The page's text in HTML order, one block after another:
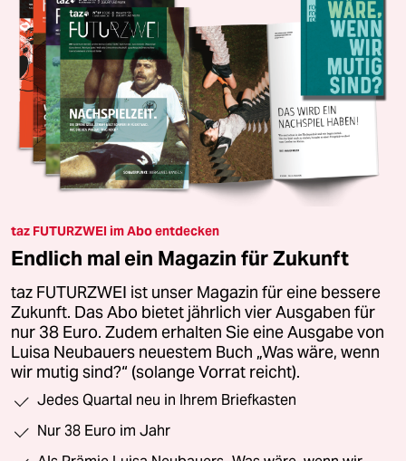
taz FUTURZWEI im Abo entdecken
Endlich mal ein Magazin für Zukunft
taz FUTURZWEI ist unser Magazin für eine bessere
Zukunft. Das Abo bietet jährlich vier Ausgaben für
nur 38 Euro. Zudem erhalten Sie eine Ausgabe von
Luisa Neubauers neuestem Buch „Was wäre, wenn
wir mutig sind?“ (solange Vorrat reicht).
Jedes Quartal neu in Ihrem Briefkasten
Nur 38 Euro im Jahr